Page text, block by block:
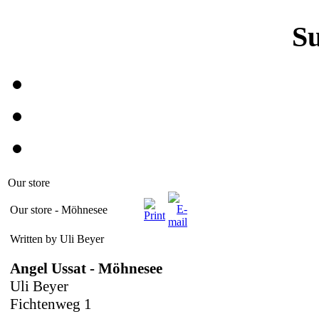
Our store
Our store - Möhnesee
Written by Uli Beyer
Angel Ussat - Möhnesee
Uli Beyer
Fichtenweg 1